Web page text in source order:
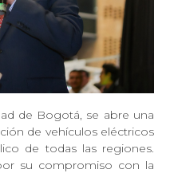
de Bogotá, se abre una
de vehículos eléctricos
de todas las regiones.
su compromiso con la